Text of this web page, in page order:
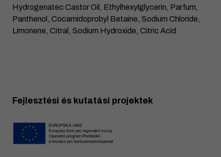
Hydrogenatec Castor Oil, Ethylhexylglycerin, Parfum,
Panthenol, Cocamidoprobyl Betaine, Sodium Chloride,
Limonene, Citral, Sodium Hydroxide, Citric Acid
Fejlesztési és kutatási projektek